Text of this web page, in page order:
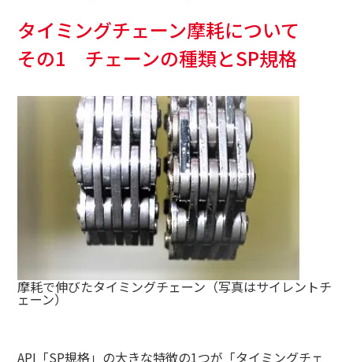
タイミングチェーン摩耗について
その1 チェーンの種類とSP規格
摩耗で伸びたタイミングチェーン（写真はサイレントチ
ェーン）
API 「SP規格」の大きな特徴の1つが「タイミングチェ